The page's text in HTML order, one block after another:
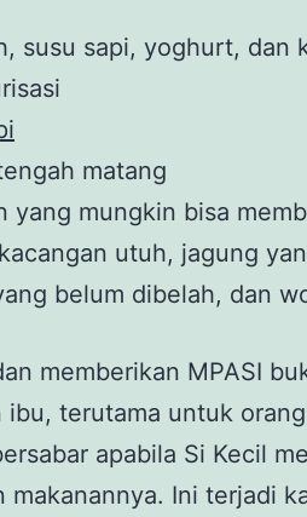
susu sapi, yoghurt, dan
matang
yang mungkin bisa
utuh, jagung
belum dibelah, dan
memberikan MPASI
ibu, terutama untuk
apabila Si Kecil
makanannya. Ini terjadi